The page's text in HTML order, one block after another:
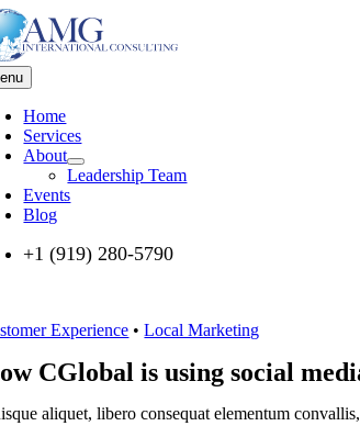
Skip
to
content
Home
Services
About
Leadership Team
Events
Blog
+1 (919) 280-5790
Experience •Local Marketing
CGlobal is using social
aliquet, libero consequat elementum